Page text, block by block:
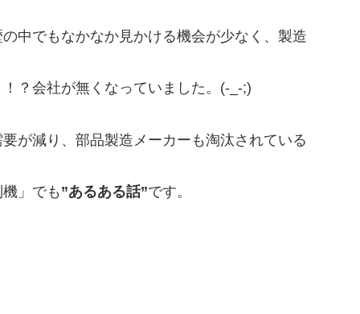
中でもなかなか見かける機会が少なく、製造
？会社が無くなっていました。(-_-;)
が減り、部品製造メーカーも淘汰されている
」でも ”あるある話”です。